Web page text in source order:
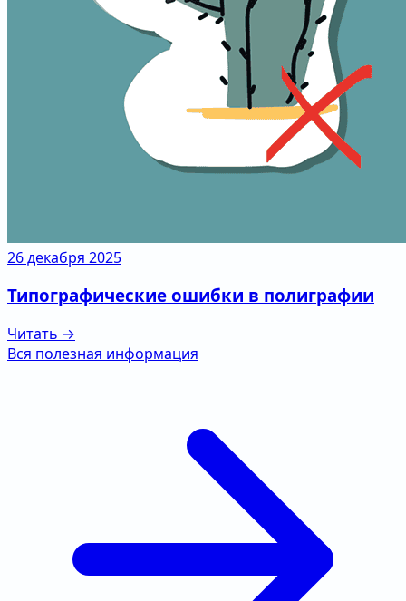
26 декабря 2025
Типографические ошибки в полиграфии
Читать →
Вся полезная информация